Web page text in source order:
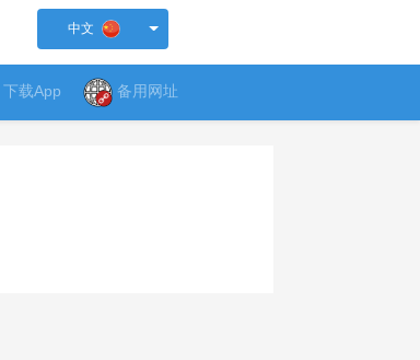
中文
下载App 备用网址